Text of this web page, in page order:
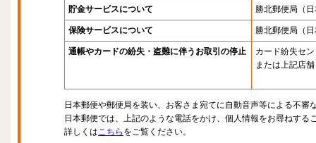
貯金サービスについて 勝北郵便局 （
保険サービスについて 勝北郵便局 （
通帳やカードの紛失・盗難に伴うお取引の停止
カード紛失セ
または上記店舗
日本郵便や郵便局を装い、お客さま宛てに自動音声等による不審
日本郵便では、上記のような電話をかけ、個人情報をお尋ねする
詳しくはこちら をご覧ください。